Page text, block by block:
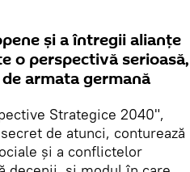
și a întregii alianțe
o perspectivă serioasă,
armata germană
Strategice 2040",
de atunci, conturează
şi a conflictelor